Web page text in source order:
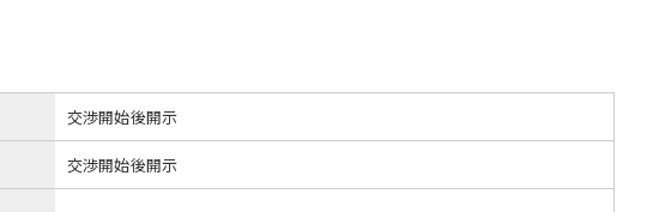
交渉開始後開示
交渉開始後開示